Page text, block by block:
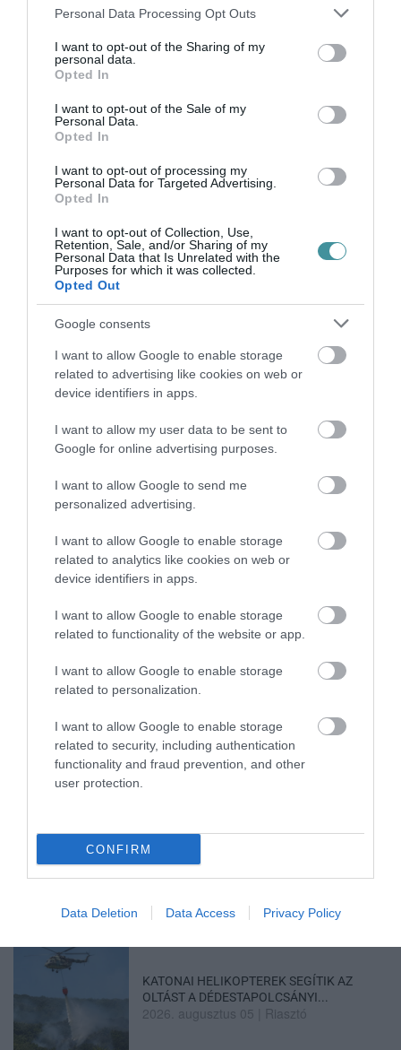
Please note that this website/app uses one or more Google
not limited to your visit or usage behaviour. You may click to
grant or deny consent to Google and its third-party tags to
use your data for below specified purposes in below Google
consent section.
Personal Data Processing Opt Outs
I want to opt-out of the Sharing of my
personal data.
Opted In
I want to opt-out of the Sale of my
Personal Data.
Opted In
I want to opt-out of processing my
Personal Data for Targeted Advertising.
Opted In
I want to opt-out of Collection, Use,
Retention, Sale, and/or Sharing of my
Personal Data that Is Unrelated with the
Purposes for which it was collected.
Opted Out
Google consents
I want to allow Google to enable storage
related to advertising like cookies on web or
device identifiers in apps.
I want to allow my user data to be sent to
Google for online advertising purposes.
I want to allow Google to send me
personalized advertising.
I want to allow Google to enable storage
related to analytics like cookies on web or
device identifiers in apps.
I want to allow Google to enable storage
related to functionality of the website or app.
I want to allow Google to enable storage
related to personalization.
I want to allow Google to enable storage
related to security, including authentication
functionality and fraud prevention, and other
user protection.
CONFIRM
Data Deletion Data Access Privacy Policy
bennünket az EGRI ÜGYEK Google Hírek oldalán!
VISSZA A FŐOLDALRA
Legfrissebb híreink
„NEM TETTÜNK NYOMÁST A FIUNKRA” –
EGY EGRI CSALÁD TÖRTÉNE...
KÓRHÁZBAN: TÖBB MINT 70 ...
2026. augusztus 06|Eger ügye
HOLTAN SZÁLLÍTOTTÁK HAZA A 80 ÉVES
ASSZONYT A HATVANI KÓR...
CSALÁDOKAT – HÁROM NAPON ÁT ING...
2026. augusztus 06|Programok
MAGYAR PÉTER: KIÍRJÁK AZ ELSŐ
SZÉLERŐMŰVI PÁLYÁZATOKAT, M...
ELOLTOTTÁK A TÜZET
2026. augusztus 06
KATONAI HELIKOPTEREK SEGÍTIK AZ
OLTÁST A DÉDESTAPOLCSÁNYI...
2026. augusztus 05 Riasztó